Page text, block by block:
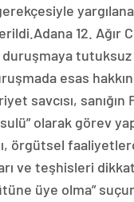
12. Ağır
tutuksuz
esas
savcısı, sanığın
olarak görev
örgütsel
ve teşhisleri
üye olma”